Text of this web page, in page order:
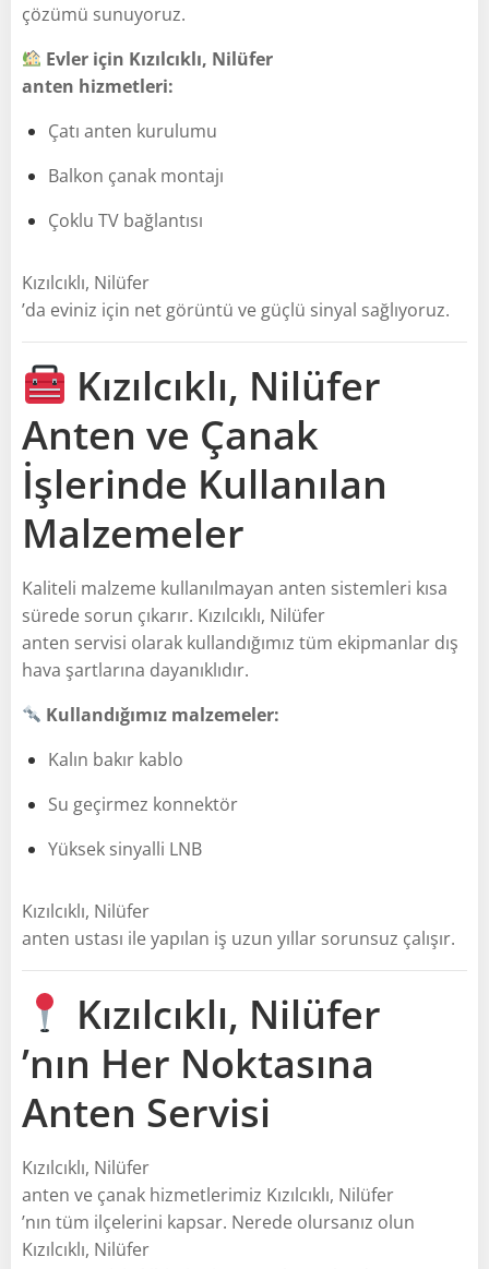
çözümü sunuyoruz.
Evler için Kızılcıklı, Nilüfer
anten hizmetleri:
Çatı anten kurulumu
Balkon çanak montajı
Çoklu TV bağlantısı
Kızılcıklı, Nilüfer
’da eviniz için net görüntü ve güçlü sinyal sağlıyoruz.
Kızılcıklı, Nilüfer
Anten ve Çanak
İşlerinde Kullanılan
Malzemeler
Kaliteli malzeme kullanılmayan anten sistemleri kısa
sürede sorun çıkarır. Kızılcıklı, Nilüfer
anten servisi olarak kullandığımız tüm ekipmanlar dış
hava şartlarına dayanıklıdır.
Kullandığımız malzemeler:
Kalın bakır kablo
Su geçirmez konnektör
Yüksek sinyalli LNB
Kızılcıklı, Nilüfer
anten ustası ile yapılan iş uzun yıllar sorunsuz çalışır.
Kızılcıklı, Nilüfer
’nın Her Noktasına
Anten Servisi
Kızılcıklı, Nilüfer
anten ve çanak hizmetlerimiz Kızılcıklı, Nilüfer
’nın tüm ilçelerini kapsar. Nerede olursanız olun
Kızılcıklı, Nilüfer